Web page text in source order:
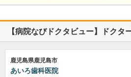
【病院なびドクタビュー】ドクタ
鹿児島県鹿児島市
あいろ歯科医院